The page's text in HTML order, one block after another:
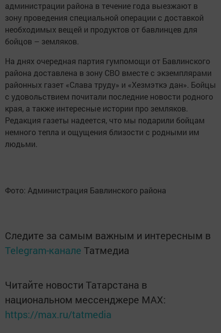
администрации района в течение года выезжают в
зону проведения специальной операции с доставкой
необходимых вещей и продуктов от бавлинцев для
бойцов – земляков.
На днях очередная партия гумпомощи от Бавлинского
района доставлена в зону СВО вместе с экземплярами
районных газет «Слава труду» и «Хезмэткэ дан». Бойцы
с удовольствием почитали последние новости родного
края, а также интересные истории про земляков.
Редакция газеты надеется, что мы подарили бойцам
немного тепла и ощущения близости с родными им
людьми.
Фото: Администрация Бавлинского района
Следите за самым важным и интересным в
Telegram-канале Татмедиа
Читайте новости Татарстана в
национальном мессенджере MАХ:
https://max.ru/tatmedia